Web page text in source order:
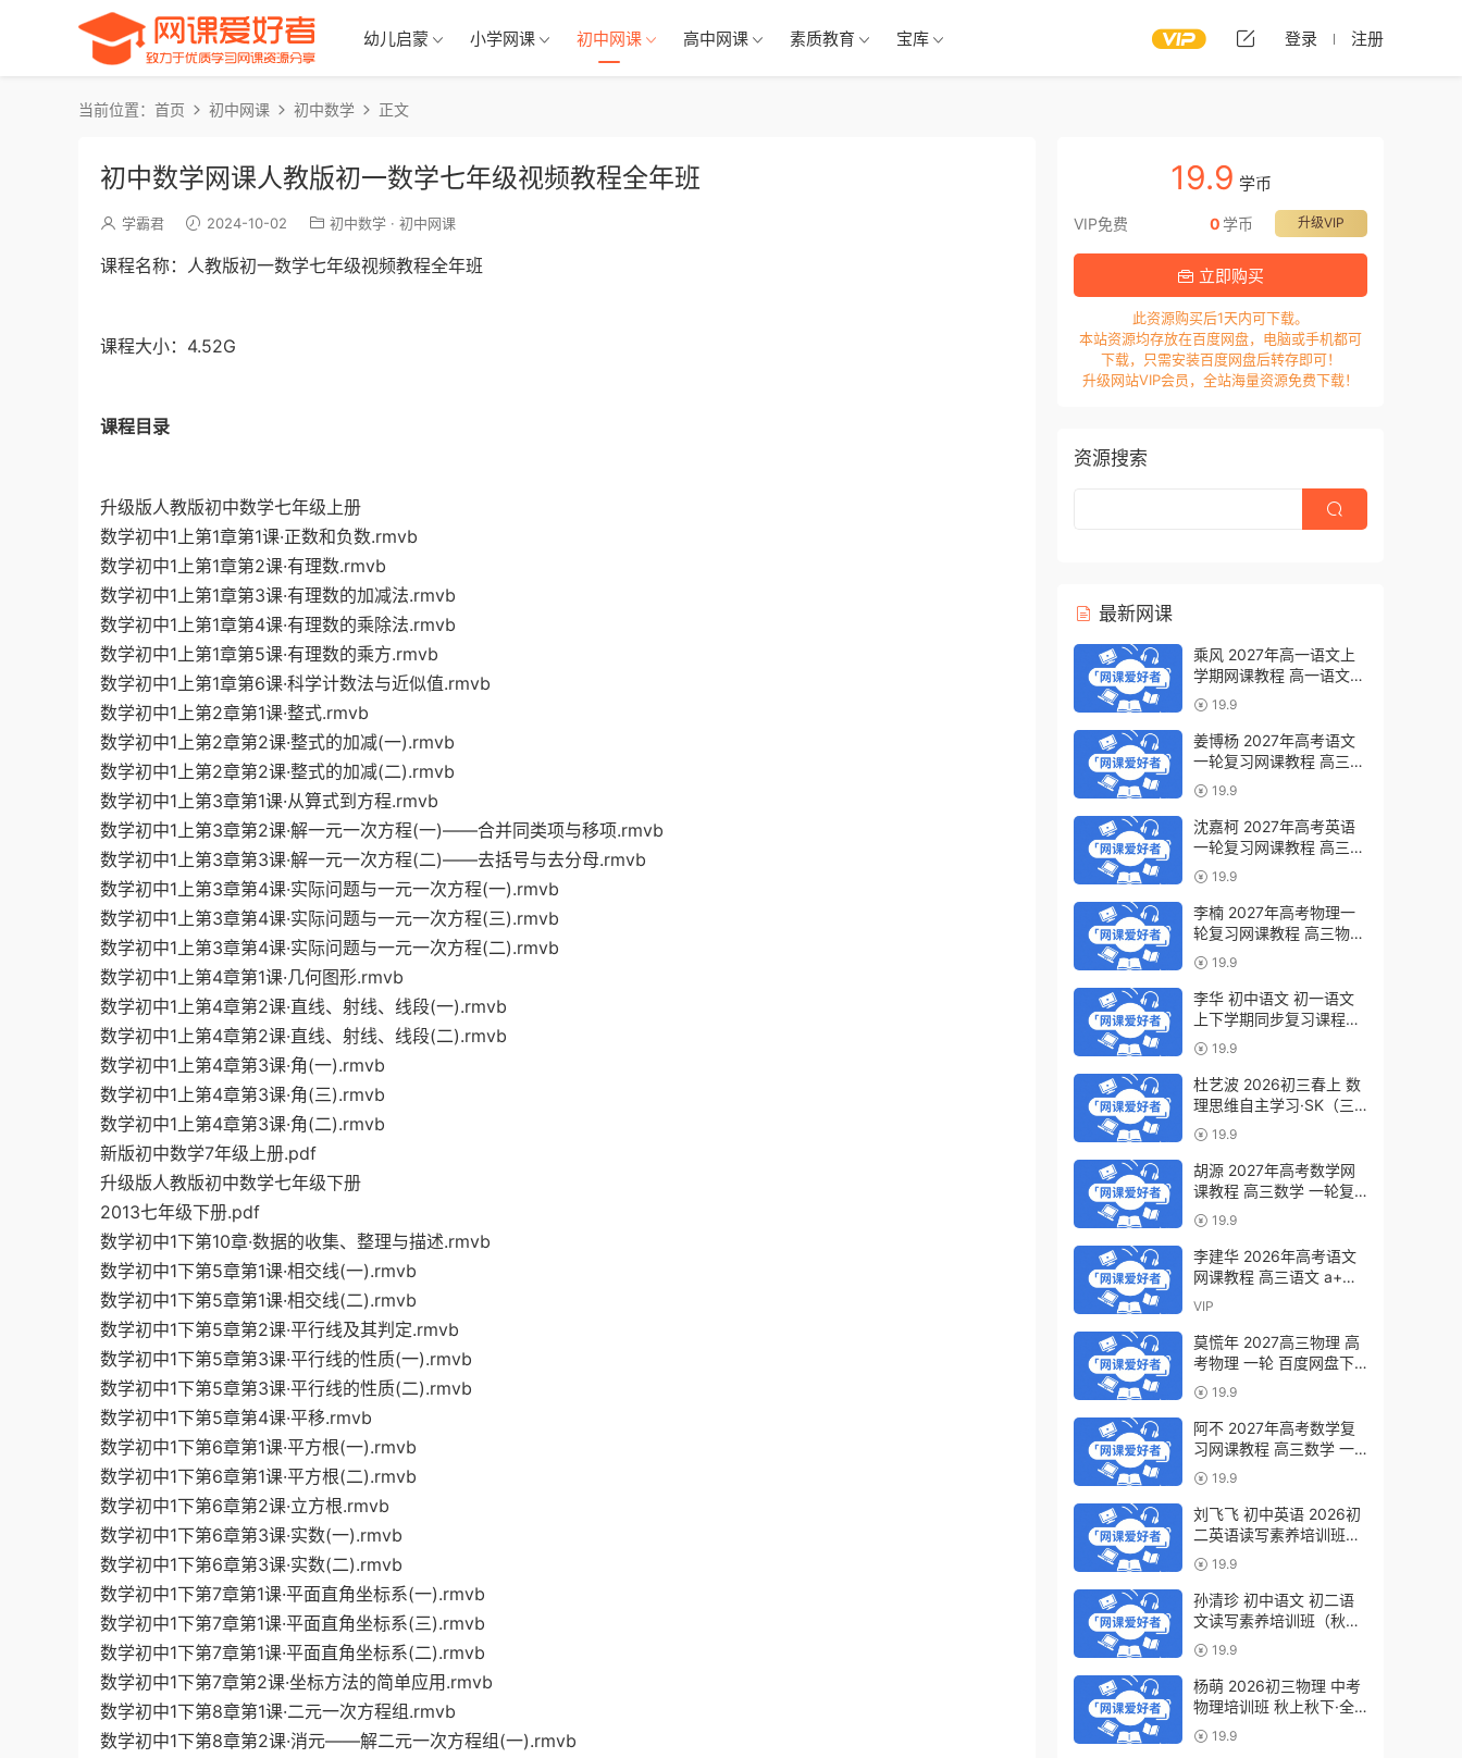
幼儿启蒙 小学网课 初中网课 高中网课 素质教育 宝库 登录 注册
当前位置： 首页 初中网课 初中数学 正文
初中数学网课人教版初一数学七年级视频教程全年班
学霸君 2024-10-02 初中数学 · 初中网课
课程名称：人教版初一数学七年级视频教程全年班
课程大小：4.52G
课程目录
升级版人教版初中数学七年级上册
数学初中1上第1章第1课·正数和负数.rmvb
数学初中1上第1章第2课·有理数.rmvb
数学初中1上第1章第3课·有理数的加减法.rmvb
数学初中1上第1章第4课·有理数的乘除法.rmvb
数学初中1上第1章第5课·有理数的乘方.rmvb
数学初中1上第1章第6课·科学计数法与近似值.rmvb
数学初中1上第2章第1课·整式.rmvb
数学初中1上第2章第2课·整式的加减(一).rmvb
数学初中1上第2章第2课·整式的加减(二).rmvb
数学初中1上第3章第1课·从算式到方程.rmvb
数学初中1上第3章第2课·解一元一次方程(一)——合并同类项与移项.rmvb
数学初中1上第3章第3课·解一元一次方程(二)——去括号与去分母.rmvb
数学初中1上第3章第4课·实际问题与一元一次方程(一).rmvb
数学初中1上第3章第4课·实际问题与一元一次方程(三).rmvb
数学初中1上第3章第4课·实际问题与一元一次方程(二).rmvb
数学初中1上第4章第1课·几何图形.rmvb
数学初中1上第4章第2课·直线、射线、线段(一).rmvb
数学初中1上第4章第2课·直线、射线、线段(二).rmvb
数学初中1上第4章第3课·角(一).rmvb
数学初中1上第4章第3课·角(三).rmvb
数学初中1上第4章第3课·角(二).rmvb
新版初中数学7年级上册.pdf
升级版人教版初中数学七年级下册
2013七年级下册.pdf
数学初中1下第10章·数据的收集、整理与描述.rmvb
数学初中1下第5章第1课·相交线(一).rmvb
数学初中1下第5章第1课·相交线(二).rmvb
数学初中1下第5章第2课·平行线及其判定.rmvb
数学初中1下第5章第3课·平行线的性质(一).rmvb
数学初中1下第5章第3课·平行线的性质(二).rmvb
数学初中1下第5章第4课·平移.rmvb
数学初中1下第6章第1课·平方根(一).rmvb
数学初中1下第6章第1课·平方根(二).rmvb
数学初中1下第6章第2课·立方根.rmvb
数学初中1下第6章第3课·实数(一).rmvb
数学初中1下第6章第3课·实数(二).rmvb
数学初中1下第7章第1课·平面直角坐标系(一).rmvb
数学初中1下第7章第1课·平面直角坐标系(三).rmvb
数学初中1下第7章第1课·平面直角坐标系(二).rmvb
数学初中1下第7章第2课·坐标方法的简单应用.rmvb
数学初中1下第8章第1课·二元一次方程组.rmvb
数学初中1下第8章第2课·消元——解二元一次方程组(一).rmvb
19.9 学币
VIP免费 升级VIP
0 学币
立即购买
此资源购买后1天内可下载。
本站资源均存放在百度网盘，电脑或手机都可
下载，只需安装百度网盘后转存即可！
升级网站VIP会员，全站海量资源免费下载！
资源搜索
最新网课
乘风 2027年高一语文上
学期网课教程 高一语文
暑假班视频教程 百度网盘
下载
19.9
姜博杨 2027年高考语文
一轮复习网课教程 高三语
文 上学期暑假班视频教程
百度网盘下载
19.9
沈嘉柯 2027年高考英语
一轮复习网课教程 高三英
语 上学期暑假班视频教程
百度网盘下载
19.9
李楠 2027年高考物理一
轮复习网课教程 高三物理
上学期暑假班视频教程 百
度网盘下载
19.9
李华 初中语文 初一语文
上下学期同步复习课程
（34讲带讲义、练习）百
度网盘下载
19.9
杜艺波 2026初三春上 数
理思维自主学习·SK（三
期）百度网盘下载
19.9
胡源 2027年高考数学网
课教程 高三数学 一轮复
习暑假班视频教程 百度网
盘下载
19.9
李建华 2026年高考语文
网课教程 高三语文 a+二
三轮复习视频教程 百度网
VIP
莫慌年 2027高三物理 高
考物理 一轮 百度网盘下
载 19.9
阿不 2027年高考数学复
习网课教程 高三数学 一
轮复习视频教程 百度网盘
下载
19.9
刘飞飞 初中英语 2026初
二英语读写素养培训班
（秋上秋下·全国版·S）百
度网盘下载
19.9
孙清珍 初中语文 初二语
文读写素养培训班（秋上
秋下·全国版·A+）百度网
盘下载
19.9
杨萌 2026初三物理 中考
物理培训班 秋上秋下·全
国版·S 百度网盘下载
19.9